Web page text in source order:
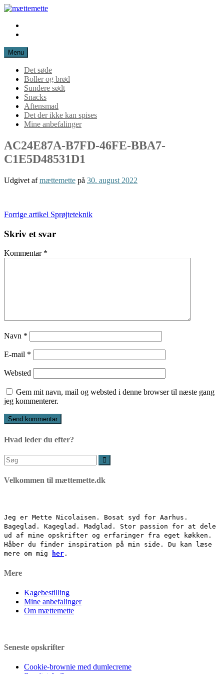
Spring
indhold
mættemette
Menu
Det søde
Boller og brød
Sundere sødt
Snacks
Aftensmad
Det der ikke kan spises
Mine anbefalinger
AC24E87A-B7FD-46FE-BBA7-
C1E5D48531D1
Udgivet afmættemette på 30. august 2022
Læs
videre
Forrige artikel Sprøjteteknik
Skriv et svar
Kommentar *
Navn *
E-mail *
Websted
Gem mit navn, mail og websted i denne browser til næste gang
jeg kommenterer.
Hvad leder du efter?
Søg
efter:
Velkommen til mættemette.dk
Jeg er Mette Nicolaisen. Bosat syd for Aarhus.
Bageglad. Kageglad. Madglad. Stor passion for at dele
ud af mine opskrifter og erfaringer fra eget køkken.
Håber du finder inspiration på min side. Du kan læse
mere om mig
her .
Mere
Kagebestilling
Mine anbefalinger
Om mættemette
Seneste opskrifter
Cookie-brownie med dumlecreme